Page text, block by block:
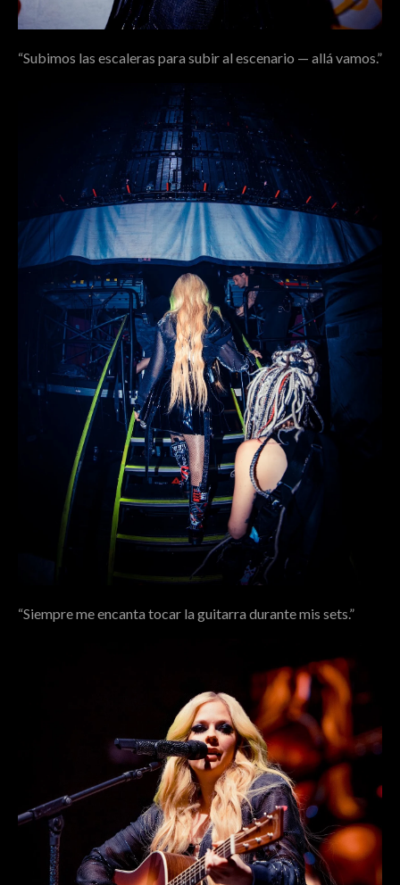
“Subimos las escaleras para subir al escenario — allá vamos.”
“Siempre me encanta tocar la guitarra durante mis sets.”